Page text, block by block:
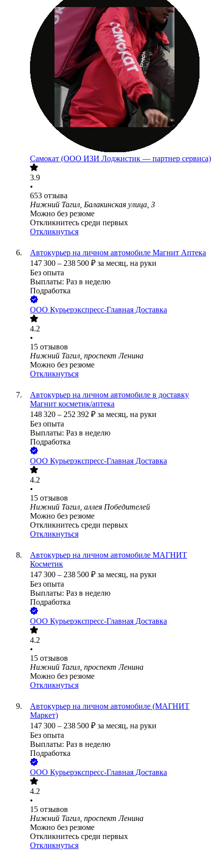
Самокат (ООО ИЗИ Лоджистик — партнер сервиса)
3.9
•
653 отзыва
Нижний Тагил, Балакинская улица, 3
Можно без резюме
Откликнитесь среди первых
Откликнуться
Автокурьер на личном автомобиле Магнит Аптека
147 300 – 238 500 ₽ за месяц, на руки
Без опыта
Выплаты: Раз в неделю
Подработка
ООО Курьерэкспресс-Главная Доставка
4.2
•
15 отзывов
Нижний Тагил, проспект Ленина
Можно без резюме
Откликнуться
Автокурьер на личном автомобиле в доставку
Магнит косметик/аптека
148 320 – 252 392 ₽ за месяц, на руки
Без опыта
Выплаты: Раз в неделю
Подработка
ООО Курьерэкспресс-Главная Доставка
4.2
•
15 отзывов
Нижний Тагил, аллея Победителей
Можно без резюме
Откликнитесь среди первых
Откликнуться
Автокурьер на личном автомобиле МАГНИТ
Косметик
147 300 – 238 500 ₽ за месяц, на руки
Без опыта
Выплаты: Раз в неделю
Подработка
ООО Курьерэкспресс-Главная Доставка
4.2
•
15 отзывов
Нижний Тагил, проспект Ленина
Можно без резюме
Откликнуться
Автокурьер на личном автомобиле (МАГНИТ
Маркет)
147 300 – 238 500 ₽ за месяц, на руки
Без опыта
Выплаты: Раз в неделю
Подработка
ООО Курьерэкспресс-Главная Доставка
4.2
•
15 отзывов
Нижний Тагил, проспект Ленина
Можно без резюме
Откликнитесь среди первых
Откликнуться